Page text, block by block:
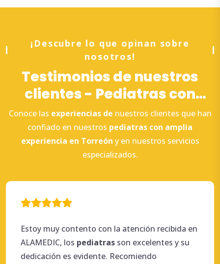
¡Descubre lo que opinan sobre
nosotros!
Testimonios de nuestros
clientes - Pediatras con
amplia experiencia en
Torreón
Conoce las experiencias de nuestros clientes que han
confiado en nuestros pediatras con amplia
experiencia en Torreón y en nuestros servicios
especializados.
Estoy muy contento con la atención recibida en
ALAMEDIC, los pediatras son excelentes y su
dedicación es evidente. Recomiendo